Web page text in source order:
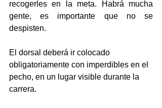
recogerles en la meta. Habrá mucha
gente, es importante que no se
despisten.
El dorsal deberá ir colocado
obligatoriamente con imperdibles en el
pecho, en un lugar visible durante la
carrera.